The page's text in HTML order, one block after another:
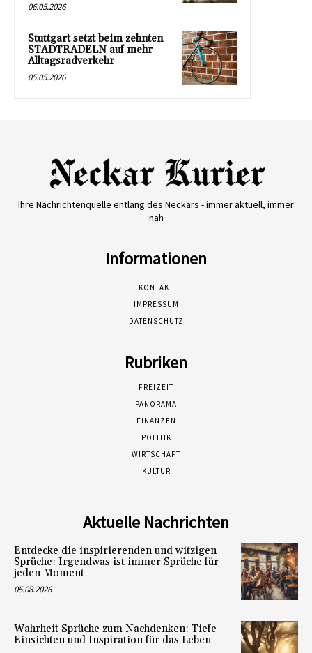
06.05.2026
Stuttgart setzt beim zehnten
STADTRADELN auf mehr
Alltagsradverkehr
05.05.2026
Ihre Nachrichtenquelle entlang des Neckars - immer aktuell, immer
nah
Informationen
KONTAKT
IMPRESSUM
DATENSCHUTZ
Rubriken
FREIZEIT
PANORAMA
FINANZEN
POLITIK
WIRTSCHAFT
KULTUR
Aktuelle Nachrichten
Entdecke die inspirierenden und witzigen
Sprüche: Irgendwas ist immer Sprüche für
jeden Moment
05.08.2026
Wahrheit Sprüche zum Nachdenken: Tiefe
Einsichten und Inspiration für das Leben